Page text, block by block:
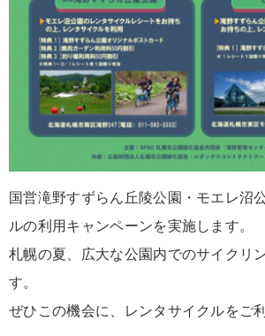
国営滝野すずらん丘陵公園・モエレ沼
ルの利用キャンペーンを実施します。
札幌の夏、広大な公園内でのサイクリ
す。
ぜひこの機会に、レンタサイクルをご